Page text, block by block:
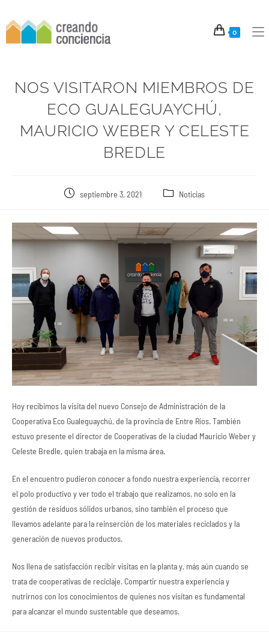
0
NOS VISITARON MIEMBROS DE
ECO GUALEGUAYCHÚ,
MAURICIO WEBER Y CELESTE
BREDLE
septiembre 3, 2021 Noticias
Hoy recibimos la visita del nuevo Consejo de Administración de la
Cooperativa Eco Gualeguaychú, de la provincia de Entre Ríos. También
estuvo presente el director de Cooperativas de la ciudad Mauricio Weber y
Celeste Bredle, quien trabaja en la misma área.
En el encuentro pudieron conocer a fondo nuestra experiencia, recorrer
el polo productivo y ver todo el trabajo que realizamos, no solo en la
gestión de residuos sólidos urbanos, sino también el proceso que
llevamos adelante para la reinserción de los materiales reciclados y la
generación de nuevos productos.
Nos llena de satisfacción recibir visitas en la planta y, más aún cuando se
trata de cooperativas de reciclaje. Compartir nuestra experiencia y
nutrirnos con los conocimientos de quienes nos visitan es fundamental
para alcanzar el mundo sustentable que deseamos.